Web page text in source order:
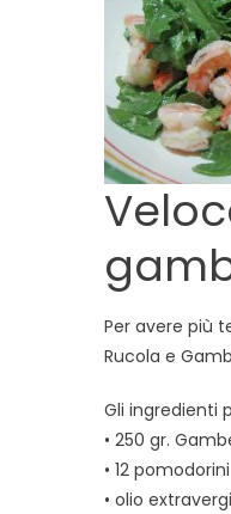
Per avere più
Rucola e
Gli ingredienti
• 250 gr.
• 12 pomodorini
• olio